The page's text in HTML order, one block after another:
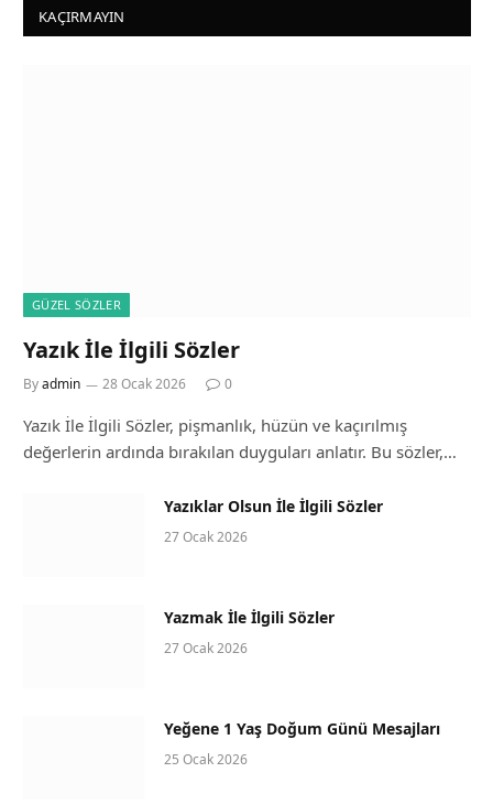
KAÇIRMAYIN
GÜZEL SÖZLER
Yazık İle İlgili Sözler
Byadmin 28 Ocak 2026 0
Yazık İle İlgili Sözler, pişmanlık, hüzün ve kaçırılmış
değerlerin ardında bırakılan duyguları anlatır. Bu sözler,…
Yazıklar Olsun İle İlgili Sözler
27 Ocak 2026
Yazmak İle İlgili Sözler
27 Ocak 2026
Yeğene 1 Yaş Doğum Günü Mesajları
25 Ocak 2026